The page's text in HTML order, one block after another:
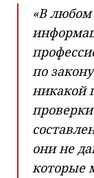
«В любом
по
никакой
они не
которые